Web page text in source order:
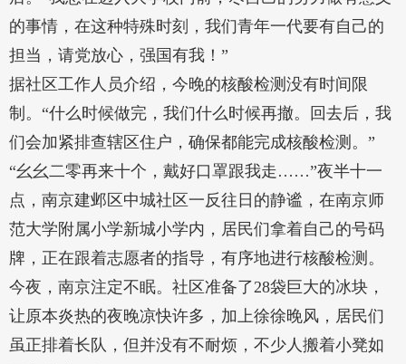
的事情，在这种特殊时刻，我们青年一代要有自己的
担当，请党放心，强国有我！”
据社区工作人员介绍，今晚的核酸检测没有时间限
制。“什么时候做完，我们什么时候再撤。回去后，我
们会加紧排查辖区住户，确保都能完成核酸检测。”
“幺幺二零再来十个，戴好口罩跟我走……”夜半十一
点，南京建邺区中城社区一反往日的静谧，在南京师
范大学附属小学新城小学内，居民们拿着自己的号码
牌，正在跟着志愿者的指导，有序地进行核酸检测。
今夜，南京注定不眠。社区准备了28袋巨大的冰块，
让原本炎热的夜晚凉快许多，加上徐徐晚风，居民们
虽正排着长队，但并没有不耐烦，不少人搬着小凳如